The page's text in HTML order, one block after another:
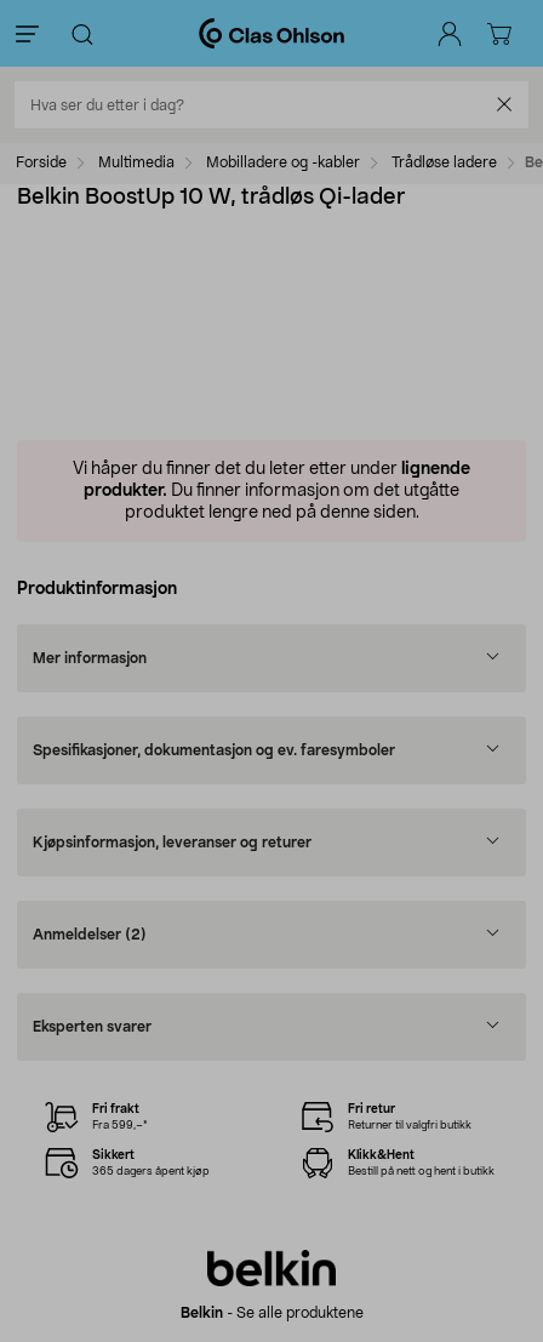
Forside Multimedia Mobilladere og -kabler Trådløse ladere
Belkin BoostUp 10 W, trådløs Qi-lader
Vi håper du finner det du leter etter under lignende
produkter. Du finner informasjon om det utgåtte
produktet lengre ned på denne siden.
Produktinformasjon
Mer informasjon
Spesifikasjoner, dokumentasjon og ev. faresymboler
Kjøpsinformasjon, leveranser og returer
Anmeldelser (2)
Eksperten svarer
Belkin- Se alle produktene
Fri frakt
Fra 599,–*
Fri retur
Returner til valgfri butikk
Sikkert
365 dagers åpent kjøp
Klikk&Hent
Bestill på nett og hent i butikk